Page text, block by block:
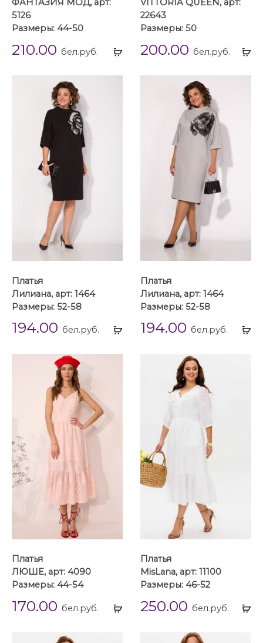
Выбрать
ФАНТАЗИЯ МОД, арт:
5126
Размеры: 44-50
210.00 бел.руб.
VITTORIA QUEEN, арт:
22643
Размеры: 50
200.00 бел.руб.
Выбрать
Платья
Лилиана, арт: 1464
Размеры: 52-58
194.00 бел.руб.
Платья
Лилиана, арт: 1464
Размеры: 52-58
194.00 бел.руб.
Выбрать
Платья
ЛЮШЕ, арт: 4090
Размеры: 44-54
170.00 бел.руб.
Платья
MisLana, арт: 11100
Размеры: 46-52
250.00 бел.руб.